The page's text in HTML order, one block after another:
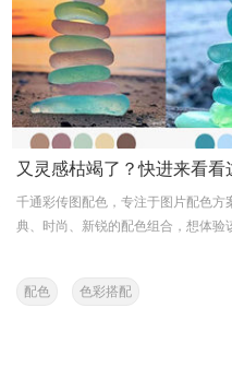
千通彩传图配色，专注于图片配色方
典、时尚、新锐的配色组合，想体验
配色 色彩搭配